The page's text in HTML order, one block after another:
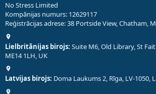
No Stress Limited
Kompānijas numurs: 12629117
Reģistrācijas adrese: 38 Portside View, Chatham,
Lielbritānijas birojs: Suite M6, Old Library, St
ME14 1LH, UK
Latvijas birojs: Doma Laukums 2, Rīga, LV-1050,